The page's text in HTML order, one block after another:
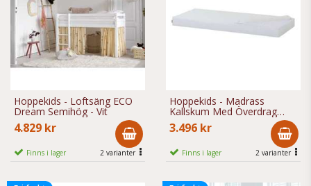
Hoppekids - Loftsäng ECO
Dream Semihög - Vit
4.829 kr
Finns i lager 2 varianter
Hoppekids - Madrass
Kallskum Med Överdrag
Höjd 12 Cm - Vit
3.496 kr
Finns i lager 2 varianter